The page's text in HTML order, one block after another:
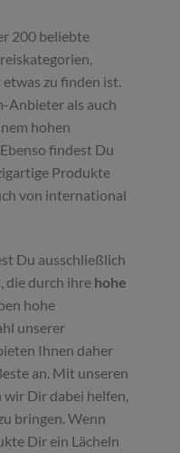
200 beliebte
etwas zu finden ist.
Anbieter als auch
hohen
findest Du
Produkte
von international
Du ausschließlich
die durch ihre hohe
hohe
unserer
Ihnen daher
an. Mit unseren
Dir dabei helfen,
bringen. Wenn
Dir ein Lächeln